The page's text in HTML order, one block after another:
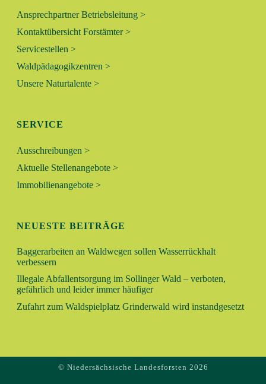
Ansprechpartner Betriebsleitung >
Kontaktübersicht Forstämter >
Servicestellen >
Waldpädagogikzentren >
Unsere Naturtalente >
SERVICE
Ausschreibungen >
Aktuelle Stellenangebote >
Immobilienangebote >
NEUESTE BEITRÄGE
Baggerarbeiten an Waldwegen sollen Wasserrückhalt
verbessern
Illegale Abfallentsorgung im Sollinger Wald – verboten,
gefährlich und leider immer häufiger
Zufahrt zum Waldspielplatz Grinderwald wird instandgesetzt
© Niedersächsische Landesforsten 2026